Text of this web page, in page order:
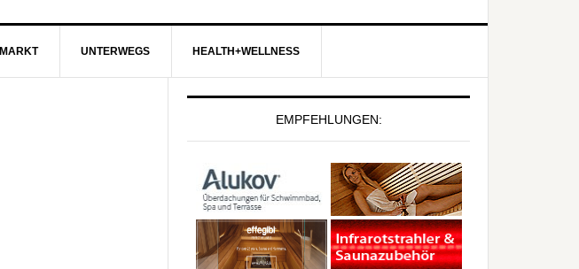
MARKT UNTERWEGS HEALTH+WELLNESS
EMPFEHLUNGEN: